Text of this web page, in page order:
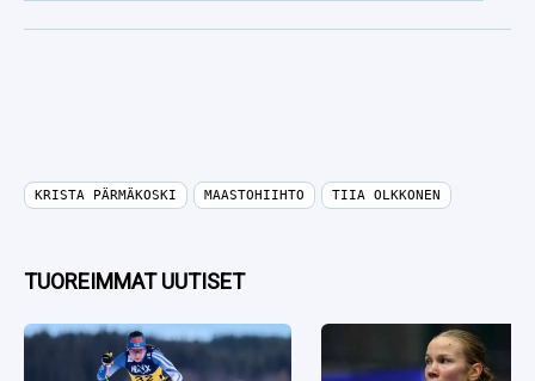
KRISTA PÄRMÄKOSKI MAASTOHIIHTO TIIA OLKKONEN
TUOREIMMAT UUTISET